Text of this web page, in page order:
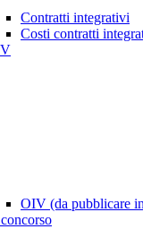
Contratti integrativi
Costi contratti
OIV (da pubblicare